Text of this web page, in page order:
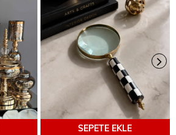
SEPETE EKLE